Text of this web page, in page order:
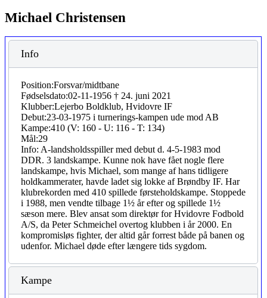
Michael Christensen
Info
Position:Forsvar/midtbane
Fødselsdato:02-11-1956 † 24. juni 2021
Klubber:Lejerbo Boldklub, Hvidovre IF
Debut:23-03-1975 i turnerings-kampen ude mod AB
Kampe:410 (V: 160 - U: 116 - T: 134)
Mål:29
Info: A-landsholdsspiller med debut d. 4-5-1983 mod
DDR. 3 landskampe. Kunne nok have fået nogle flere
landskampe, hvis Michael, som mange af hans tidligere
holdkammerater, havde ladet sig lokke af Brøndby IF. Har
klubrekorden med 410 spillede førsteholdskampe. Stoppede
i 1988, men vendte tilbage 1½ år efter og spillede 1½
sæson mere. Blev ansat som direktør for Hvidovre Fodbold
A/S, da Peter Schmeichel overtog klubben i år 2000. En
kompromisløs fighter, der altid går forrest både på banen og
udenfor. Michael døde efter længere tids sygdom.
Kampe